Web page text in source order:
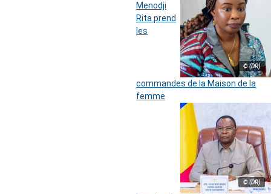
© (DR)
Menodji
Rita prend
les
commandes de la Maison de la
femme
© (DR)